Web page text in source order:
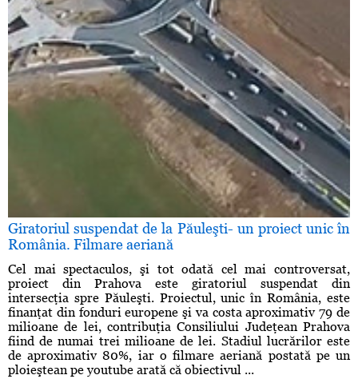
Giratoriul suspendat de la Păuleşti- un proiect unic în
România. Filmare aeriană
Cel mai spectaculos, şi tot odată cel mai controversat,
proiect din Prahova este giratoriul suspendat din
intersecţia spre Păuleşti. Proiectul, unic în România, este
finanţat din fonduri europene şi va costa aproximativ 79 de
milioane de lei, contribuţia Consiliului Judeţean Prahova
fiind de numai trei milioane de lei. Stadiul lucrărilor este
de aproximativ 80%, iar o filmare aeriană postată pe un
ploieştean pe youtube arată că obiectivul ...